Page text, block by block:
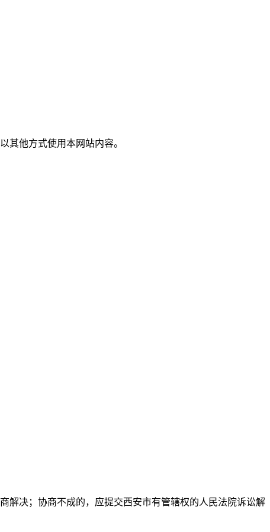
其他方式使用本网站内容。
解决；协商不成的，应提交西安市有管辖权的人民法院诉讼解